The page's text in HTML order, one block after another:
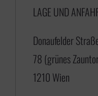
LAGE UND
Donaufelder
78 (grünes
1210 Wien